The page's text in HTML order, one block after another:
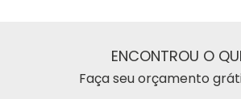
ENCONTROU O
Faça seu orçamento